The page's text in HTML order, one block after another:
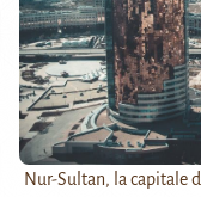
Nur-Sultan, la capitale